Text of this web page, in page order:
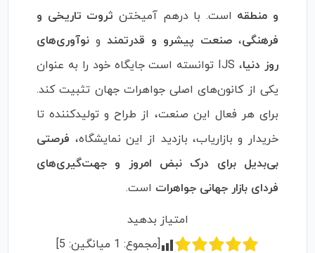
و منطقه است. با درهم آمیختن ثروت تاریخی و
فرهنگی،صنعت پیشرو و قدرتمندو نوآوری‌های
روز دنیا
، IJS توانسته است جایگاه خود را به عنوان
یکی از کانون‌های اصلی جواهرات جهان تثبیت کند.
برای هر فعال این صنعت، از طراح و تولیدکننده تا
خریدار و بازاریاب، بازدید از این نمایشگاه، فرصتی
بی‌بدیل برای درک نبض امروز و جهت‌گیری‌های
فردای بازار جهانی جواهرات است.
امتیاز بدهید
[مجموع: 1 میانگین: 5
]